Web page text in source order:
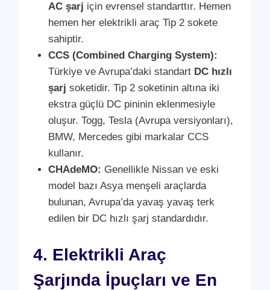
AC şarj için evrensel standarttır. Hemen
hemen her elektrikli araç Tip 2 sokete
sahiptir.
CCS (Combined Charging System):
Türkiye ve Avrupa’daki standart DC hızlı
şarj soketidir. Tip 2 soketinin altına iki
ekstra güçlü DC pininin eklenmesiyle
oluşur. Togg, Tesla (Avrupa versiyonları),
BMW, Mercedes gibi markalar CCS
kullanır.
CHAdeMO: Genellikle Nissan ve eski
model bazı Asya menşeli araçlarda
bulunan, Avrupa’da yavaş yavaş terk
edilen bir DC hızlı şarj standardıdır.
4. Elektrikli Araç
Şarjında İpuçları ve En